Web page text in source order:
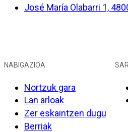
José María Olabarri 1,
NABIGAZIOA
Nortzuk gara
Lan arloak
Zer eskaintzen dugu
Berriak